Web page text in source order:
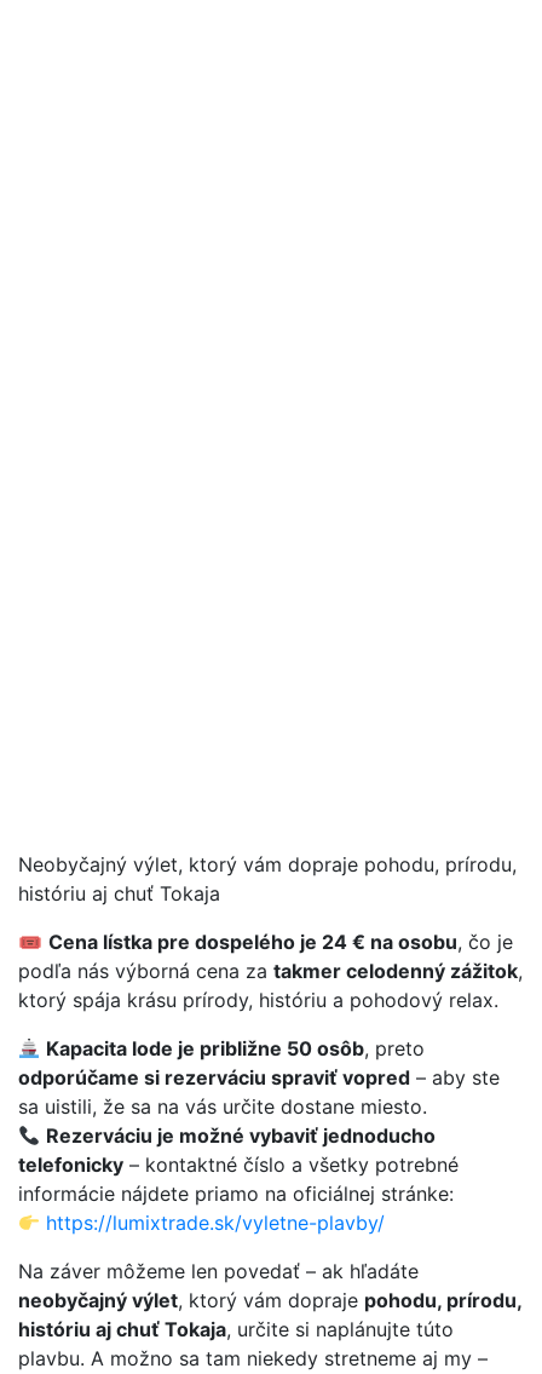
Neobyčajný výlet, ktorý vám dopraje pohodu, prírodu,
históriu aj chuť Tokaja
🎟 Cena lístka pre dospelého je 24 € na osobu, čo je
podľa nás výborná cena za takmer celodenný zážitok,
ktorý spája krásu prírody, históriu a pohodový relax.
Kapacita lode je približne 50 osôb, preto
odporúčame si rezerváciu spraviť vopred – aby ste
sa uistili, že sa na vás určite dostane miesto.
Rezerváciu je možné vybaviť jednoducho
telefonicky – kontaktné číslo a všetky potrebné
informácie nájdete priamo na oficiálnej stránke:
https://lumixtrade.sk/vyletne-plavby/
Na záver môžeme len povedať – ak hľadáte
neobyčajný výlet, ktorý vám dopraje pohodu, prírodu,
históriu aj chuť Tokaja, určite si naplánujte túto
plavbu. A možno sa tam niekedy stretneme aj my –